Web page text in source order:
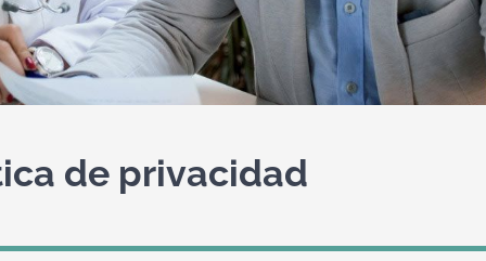
de privacidad